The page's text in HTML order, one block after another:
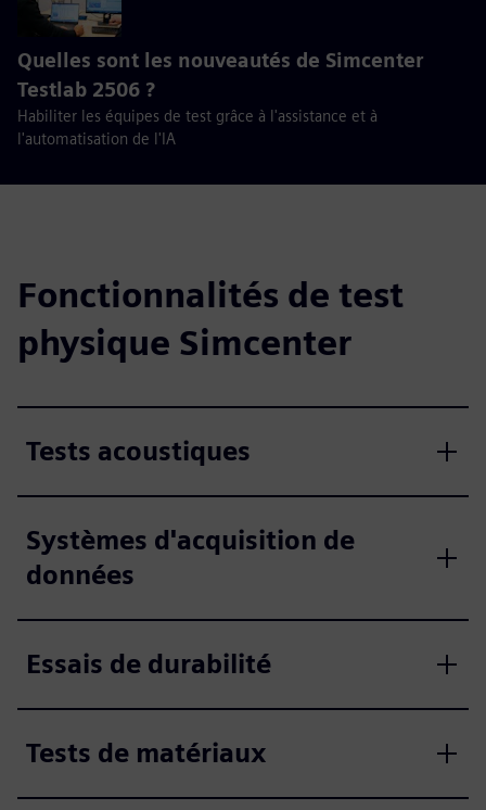
Quelles sont les nouveautés de Simcenter
Testlab 2506 ?
Habiliter les équipes de test grâce à l'assistance et à
l'automatisation de l'IA
Fonctionnalités de test
physique Simcenter
Tests acoustiques
Systèmes d'acquisition de
données
Essais de durabilité
Tests de matériaux